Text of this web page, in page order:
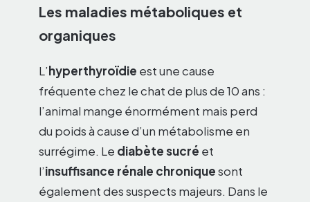
Les maladies métaboliques et
organiques
L’hyperthyroïdie est une cause
fréquente chez le chat de plus de 10 ans :
l’animal mange énormément mais perd
du poids à cause d’un métabolisme en
surrégime. Le diabète sucré et
l’insuffisance rénale chroniquesont
également des suspects majeurs. Dans le